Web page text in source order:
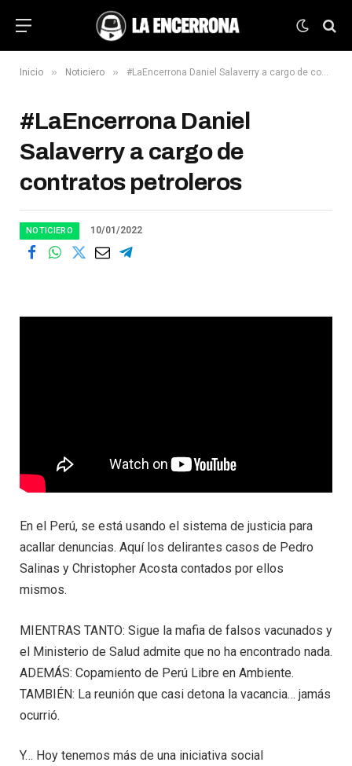
Inicio » Noticiero » #LaEncerrona Daniel Salaverry a cargo de contratos petroleros
#LaEncerrona Daniel
Salaverry a cargo de
contratos petroleros
NOTICIERO 10/01/2022
En el Perú, se está usando el sistema de justicia para
acallar denuncias. Aquí los delirantes casos de Pedro
Salinas y Christopher Acosta contados por ellos
mismos.
MIENTRAS TANTO: Sigue la mafia de falsos vacunados y
el Ministerio de Salud admite que no ha encontrado nada.
ADEMÁS: Copamiento de Perú Libre en Ambiente.
TAMBIÉN: La reunión que casi detona la vacancia… jamás
ocurrió.
Y… Hoy tenemos más de una iniciativa social